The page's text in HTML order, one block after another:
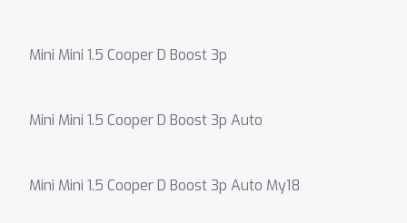
Mini Mini 1.5 Cooper D Boost 3p
Mini Mini 1.5 Cooper D Boost 3p Auto
Mini Mini 1.5 Cooper D Boost 3p Auto My18